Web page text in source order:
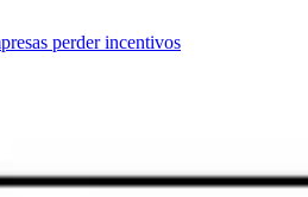
perder incentivos